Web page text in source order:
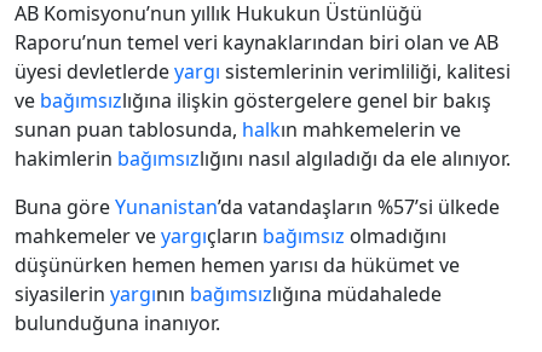
AB Komisyonu’nun yıllık Hukukun Üstünlüğü
Raporu’nun temel veri kaynaklarından biri olan ve AB
üyesi devletlerdeyargı sistemlerinin verimliliği, kalitesi
ve bağımsızlığına ilişkin göstergelere genel bir bakış
sunan puan tablosunda, halkın mahkemelerin ve
hakimlerin bağımsızlığını nasıl algıladığı da ele alınıyor.
Buna göreYunanistan’da vatandaşların %57’si ülkede
mahkemeler veyargıçların bağımsız olmadığını
düşünürken hemen hemen yarısı da hükümet ve
siyasilerin yargının bağımsızlığına müdahalede
bulunduğuna inanıyor.